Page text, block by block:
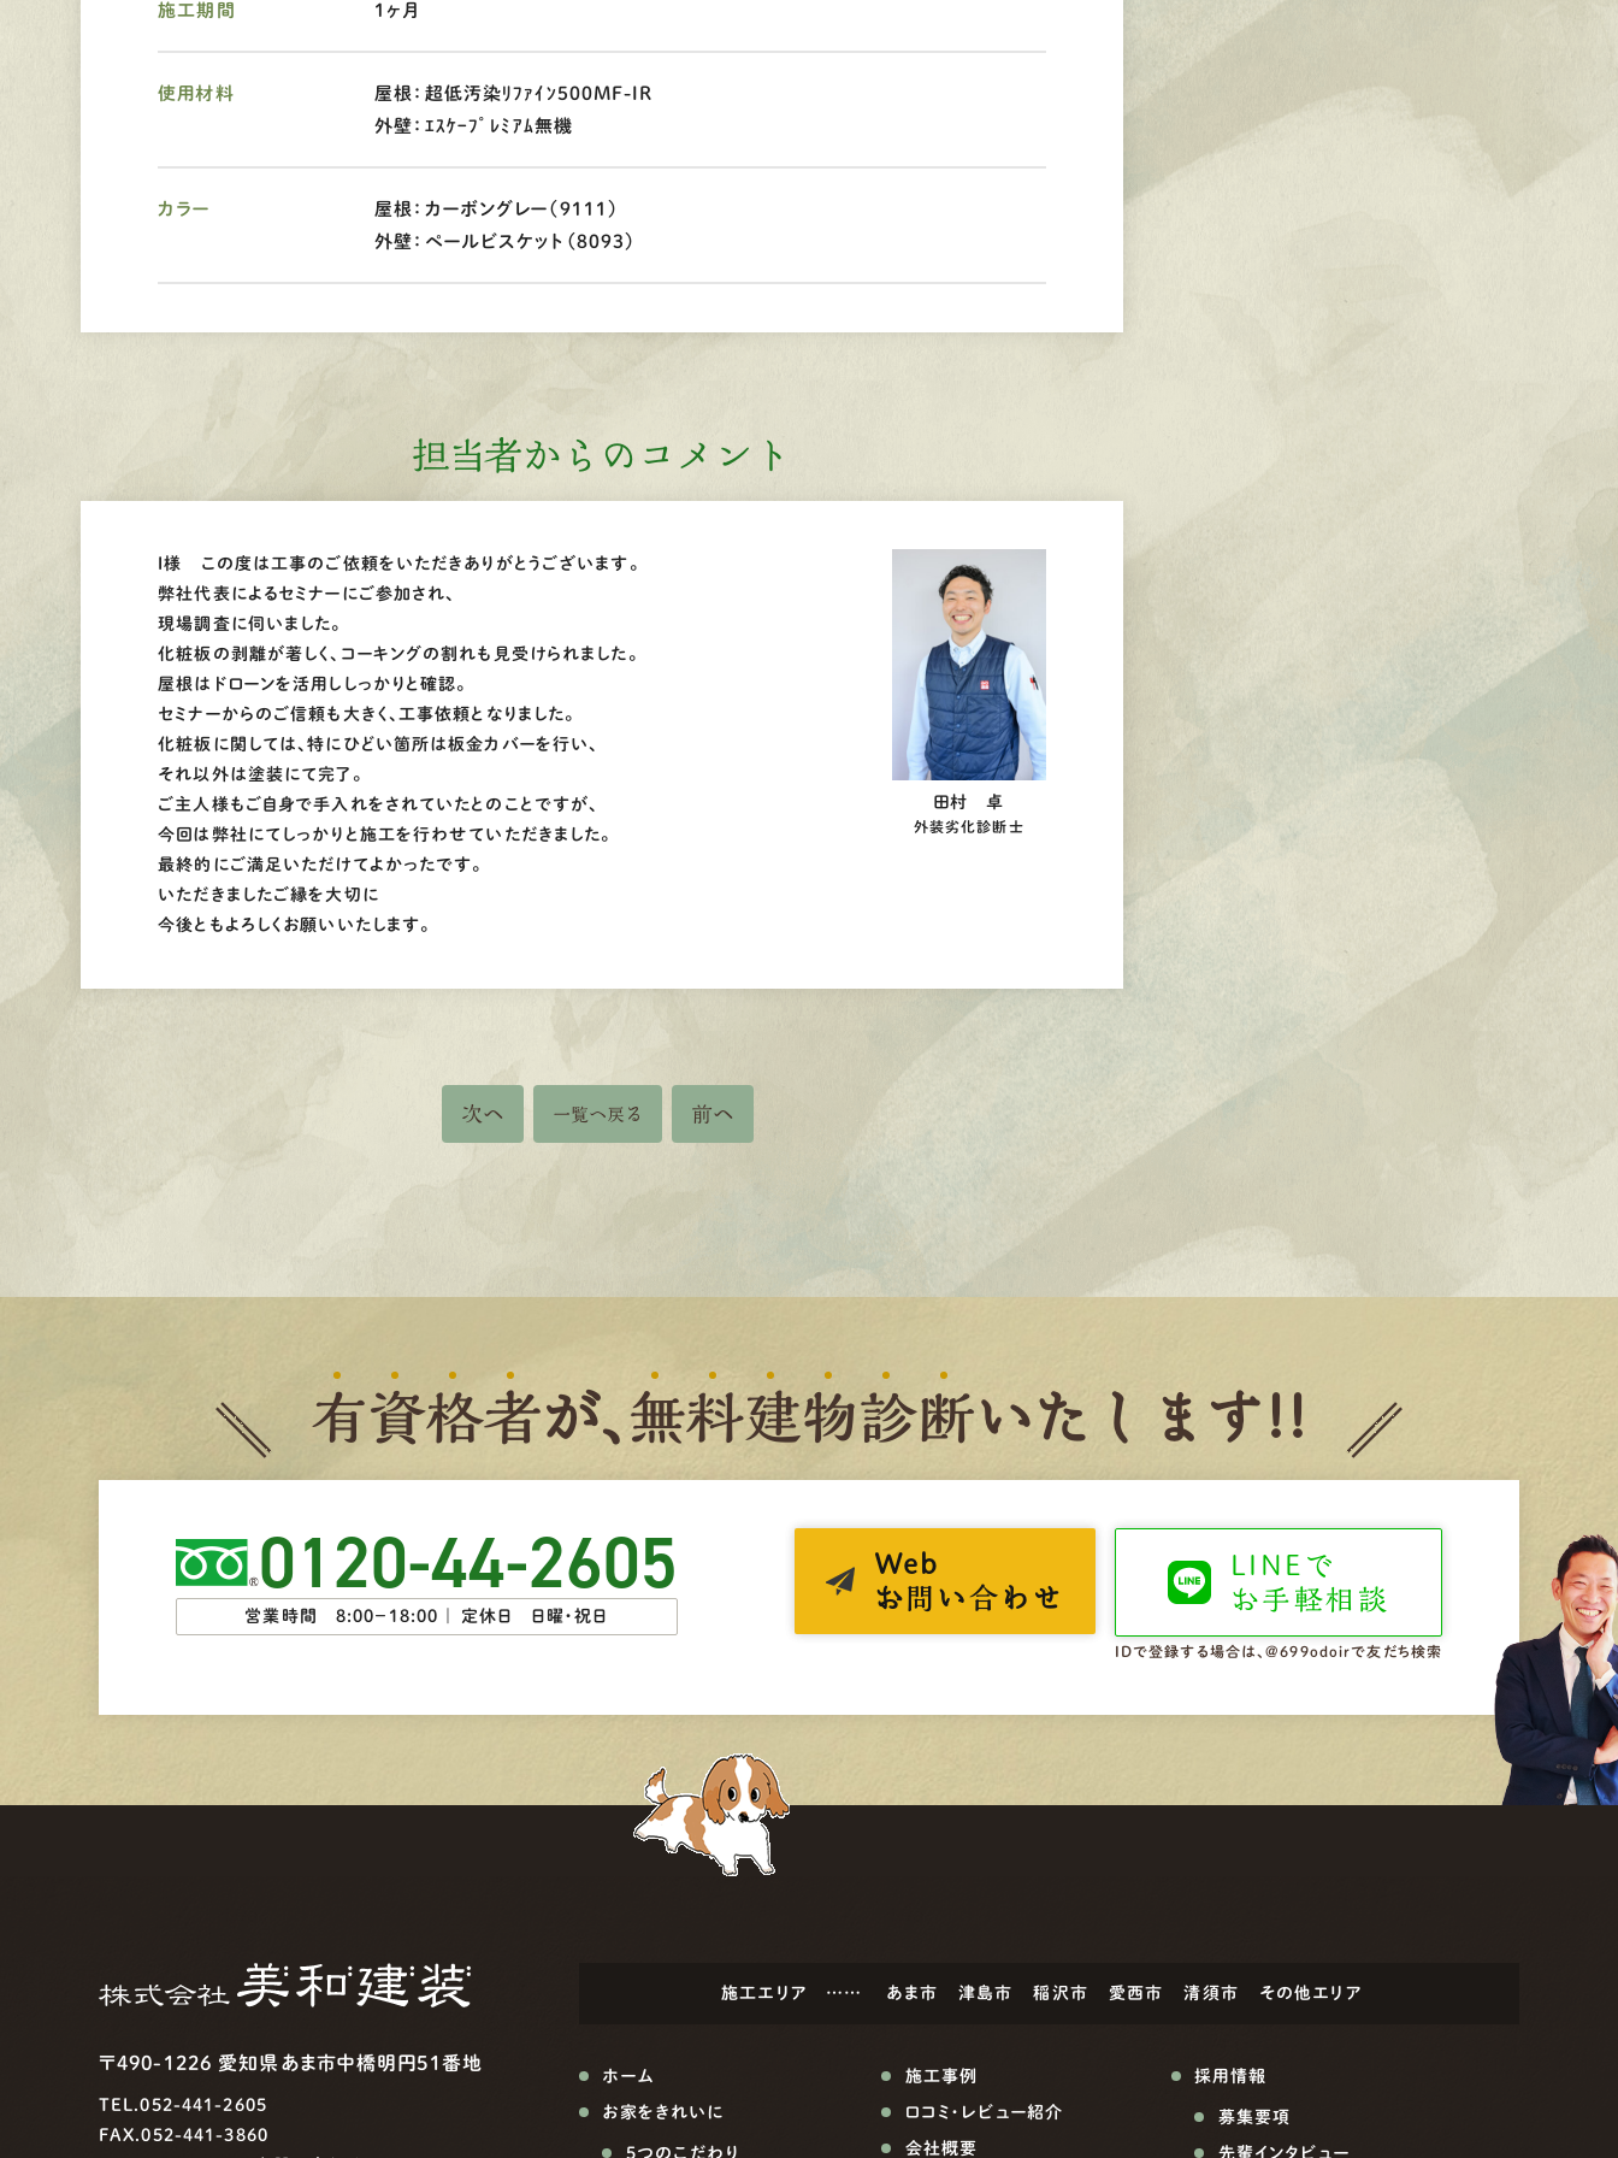
施工期間 1ヶ月
使用材料
屋根：超低汚染ﾘﾌｧｲﾝ500MF-IR
外壁：ｴｽｹｰﾌﾟﾚﾐｱﾑ無機
カラー
屋根：カーボングレー（9111）
外壁：ペールビスケット（8093）
担当者からのコメント
I様 この度は工事のご依頼をいただきありがとうございます。
弊社代表によるセミナーにご参加され、
現場調査に伺いました。
化粧板の剥離が著しく、コーキングの割れも見受けられました。
屋根はドローンを活用ししっかりと確認。
セミナーからのご信頼も大きく、工事依頼となりました。
化粧板に関しては、特にひどい箇所は板金カバーを行い、
それ以外は塗装にて完了。
ご主人様もご自身で手入れをされていたとのことですが、
今回は弊社にてしっかりと施工を行わせていただきました。
最終的にご満足いただけてよかったです。
いただきましたご縁を大切に
今後ともよろしくお願いいたします。
田村 卓
外装劣化診断士
次へ 一覧へ戻る 前へ
有資格者が、 無料建物診断いたします!!
0120-44-2605
営業時間 8:00−18:00 ｜ 定休日 日曜・祝日
Web
お問い合わせ
LINEで
お手軽相談
IDで登録する場合は、@699odoirで友だち検索
〒490-1226 愛知県あま市中橋明円51番地
TEL.052-441-2605
FAX.052-441-3860
施工エリア …… あま市 津島市 稲沢市 愛西市 清須市 その他エリア
ホーム
お家をきれいに
5つのこだわり
施工事例
口コミ・レビュー紹介
会社概要
採用情報
募集要項
先輩インタビュー